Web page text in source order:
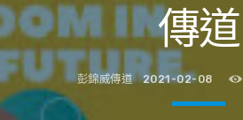
傳道
彭錦威傳道 2021-02-08